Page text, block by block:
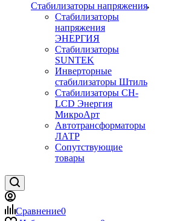
Стабилизаторы напряжения
Стабилизаторы
напряжения
ЭНЕРГИЯ
Стабилизаторы
SUNTEK
Инверторные
стабилизаторы Штиль
Стабилизаторы СН-
LCD Энepгия
МикроАрт
Автотрансформаторы
ЛАТР
Сопутствующие
товары
Сравнение0